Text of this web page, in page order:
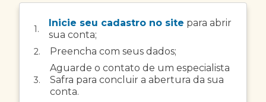
1.
Inicie seu cadastro no site para abrir
sua conta;
2. Preencha com seus dados;
3.
Aguarde o contato de um especialista
Safra para concluir a abertura da sua
conta.